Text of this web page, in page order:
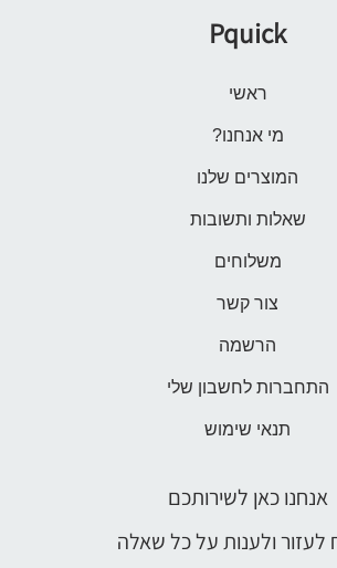
Pquick
ראשי
מי אנחנו?
המוצרים שלנו
שאלות ותשובות
משלוחים
צור קשר
הרשמה
התחברות לחשבון שלי
תנאי שימוש
אנחנו כאן לשירותכם
לעזור ולענות על כל שאלה